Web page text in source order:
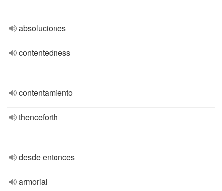
absoluciones
contentedness
contentamiento
thenceforth
desde entonces
armorial